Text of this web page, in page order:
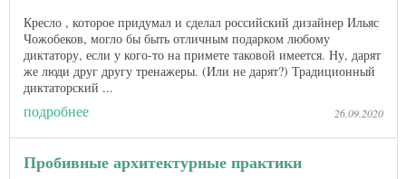
Кресло , которое придумал и сделал российский дизайнер Ильяс
Чожобеков, могло бы быть отличным подарком любому
диктатору, если у кого-то на примете таковой имеется. Ну, дарят
же люди друг другу тренажеры. (Или не дарят?) Традиционный
диктаторский ...
подробнее 26.09.2020
Пробивные архитектурные практики